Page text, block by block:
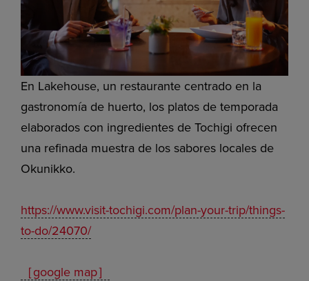
En Lakehouse, un restaurante centrado en la
gastronomía de huerto, los platos de temporada
elaborados con ingredientes de Tochigi ofrecen
una refinada muestra de los sabores locales de
Okunikko.
https://www.visit-tochigi.com/plan-your-trip/things-
to-do/24070/
［google map］